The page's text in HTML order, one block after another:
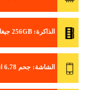
الذاكرة: 256GB جيغابايت
الشاشة: جحم 6.78 انش AMOLED